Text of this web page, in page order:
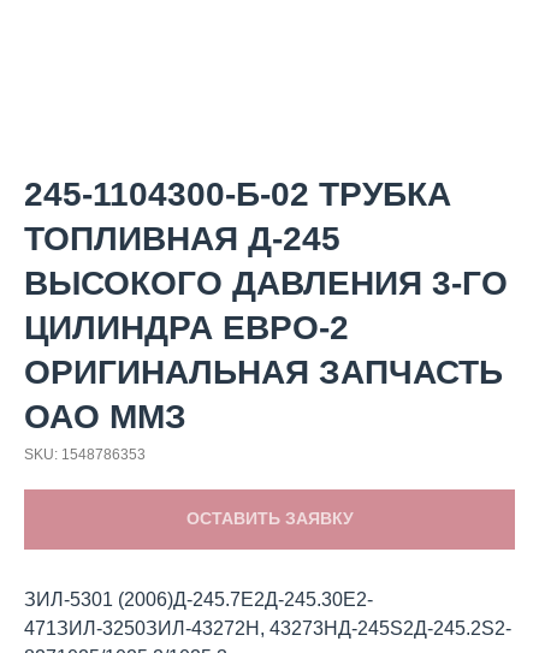
245-1104300-Б-02 ТРУБКА
ТОПЛИВНАЯ Д-245
ВЫСОКОГО ДАВЛЕНИЯ 3-ГО
ЦИЛИНДРА ЕВРО-2
ОРИГИНАЛЬНАЯ ЗАПЧАСТЬ
ОАО ММЗ
SKU: 1548786353
ОСТАВИТЬ ЗАЯВКУ
ЗИЛ-5301 (2006)Д-245.7E2Д-245.30Е2-
471ЗИЛ-3250ЗИЛ-43272Н, 43273НД-245S2Д-245.2S2-